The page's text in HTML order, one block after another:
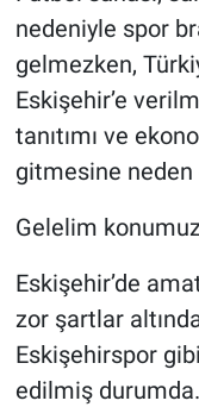
nedeniyle spor
gelmezken,
Eskişehir’e
tanıtımı ve
gitmesine neden
Gelelim
Eskişehir’de
zor şartlar
Eskişehirspor
edilmiş durumda.